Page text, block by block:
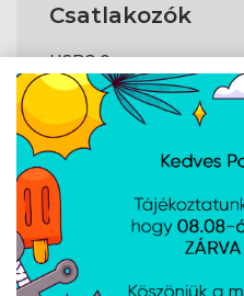
Csatlakozók
USB2.0
USB3.1
HDMI
Egyéb
LAN